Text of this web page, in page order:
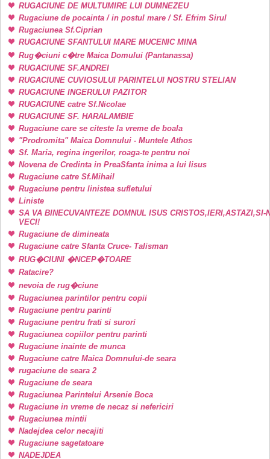
RUGACIUNE DE MULTUMIRE LUI DUMNEZEU
Rugaciune de pocainta / in postul mare / Sf. Efrim Sirul
Rugaciunea Sf.Ciprian
RUGACIUNE SFANTULUI MARE MUCENIC MINA
Rug�ciuni c�tre Maica Domului (Pantanassa)
RUGACIUNE SF.ANDREI
RUGACIUNE CUVIOSULUI PARINTELUI NOSTRU STELIAN
RUGACIUNE INGERULUI PAZITOR
RUGACIUNE catre Sf.Nicolae
RUGACIUNE SF. HARALAMBIE
Rugaciune care se citeste la vreme de boala
"Prodromita" Maica Domnului - Muntele Athos
Sf. Maria, regina ingerilor, roaga-te pentru noi
Novena de Credinta in PreaSfanta inima a lui Iisus
Rugaciune catre Sf.Mihail
Rugaciune pentru linistea sufletului
Liniste
SA VA BINECUVANTEZE DOMNUL ISUS CRISTOS,IERI,ASTAZI,SI-
VECI!
Rugaciune de dimineata
Rugaciune catre Sfanta Cruce- Talisman
RUG�CIUNI �NCEP�TOARE
Ratacire?
nevoia de rug�ciune
Rugaciunea parintilor pentru copii
Rugaciune pentru parinti
Rugaciune pentru frati si surori
Rugaciunea copiilor pentru parinti
Rugaciune inainte de munca
Rugaciune catre Maica Domnului-de seara
rugaciune de seara 2
Rugaciune de seara
Rugaciunea Parintelui Arsenie Boca
Rugaciune in vreme de necaz si nefericiri
Rugaciunea mintii
Nadejdea celor necajiti
Rugaciune sagetatoare
NADEJDEA